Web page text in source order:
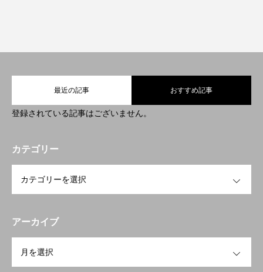
最近の記事 おすすめ記事
登録されている記事はございません。
カテゴリー
アーカイブ